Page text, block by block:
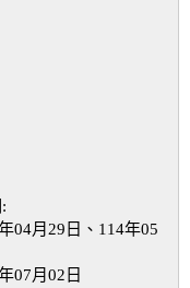
04月29日、114年05
07月02日